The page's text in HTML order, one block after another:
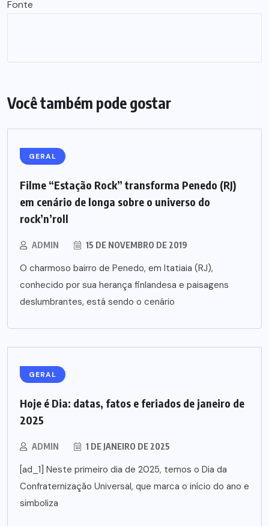
Fonte
Você também pode gostar
GERAL
Filme “Estação Rock” transforma Penedo (RJ)
em cenário de longa sobre o universo do
rock’n’roll
ADMIN 15 DE NOVEMBRO DE 2019
O charmoso bairro de Penedo, em Itatiaia (RJ),
conhecido por sua herança finlandesa e paisagens
deslumbrantes, está sendo o cenário
GERAL
Hoje é Dia: datas, fatos e feriados de janeiro de
2025
ADMIN 1 DE JANEIRO DE 2025
[ad_1] Neste primeiro dia de 2025, temos o Dia da
Confraternização Universal, que marca o início do ano e
simboliza